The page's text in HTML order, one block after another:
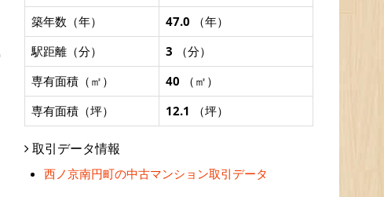
築年数（年）
47.0 （年）
駅距離（分）
3 （分）
専有面積（㎡）
40 （㎡）
専有面積（坪）
12.1 （坪）
取引データ情報
西ノ京南円町の中古マンション取引データ